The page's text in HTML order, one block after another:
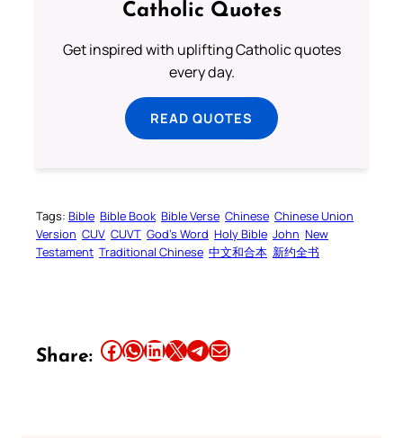
Catholic Quotes
Get inspired with uplifting Catholic quotes
every day.
READ QUOTES
Tags: Bible Bible Book Bible Verse Chinese Chinese Union
Version CUV CUVT God’s Word Holy Bible John New
Testament Traditional Chinese 中文和合本 新约全书
Share: Share this article on Facebook Share this article on WhatsApp Share this article on LinkedIn Share this article on X Share this article on TelegramEmail this Article